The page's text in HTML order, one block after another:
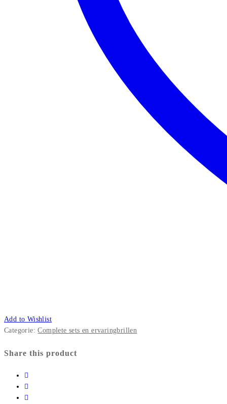
Add to Wishlist
Categorie:Complete sets en ervaringbrillen
Share this product